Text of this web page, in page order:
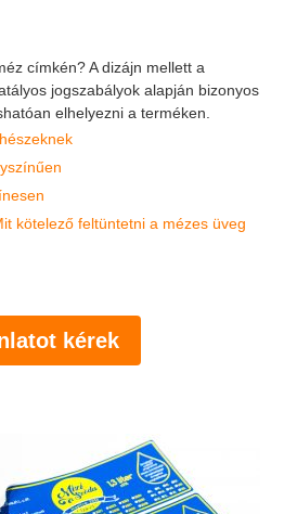
címkén? A dizájn mellett a
jogszabályok alapján bizonyos
elhelyezni a terméken.
kötelező feltüntetni a mézes üveg
kérek